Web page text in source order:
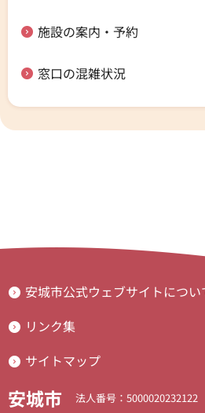
施設の案内・予約
窓口の混雑状況
安城市公式ウェブサイトについ
リンク集
サイトマップ
安城市 法人番号：5000020232122